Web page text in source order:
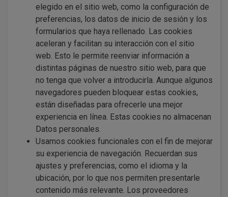
elegido en el sitio web, como la configuración de
preferencias, los datos de inicio de sesión y los
formularios que haya rellenado. Las cookies
aceleran y facilitan su interacción con el sitio
web. Esto le permite reenviar información a
distintas páginas de nuestro sitio web, para que
no tenga que volver a introducirla. Aunque algunos
navegadores pueden bloquear estas cookies,
están diseñadas para ofrecerle una mejor
experiencia en línea. Estas cookies no almacenan
Datos personales.
Usamos cookies funcionales con el fin de mejorar
su experiencia de navegación. Recuerdan sus
ajustes y preferencias, como el idioma y la
ubicación, por lo que nos permiten presentarle
contenido más relevante. Los proveedores